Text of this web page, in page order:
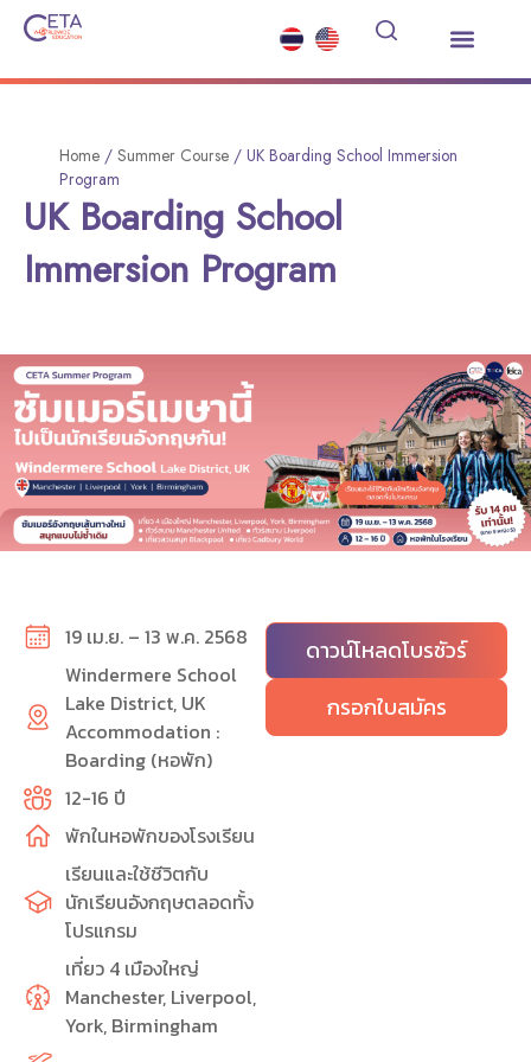
Home / Summer Course / UK Boarding School Immersion
Program
UK Boarding School
Immersion Program
19 เม.ย. – 13 พ.ค. 2568
Windermere School
Lake District, UK
Accommodation :
Boarding (หอพัก)
12-16 ปี
พักในหอพักของโรงเรียน
เรียนและใช้ชีวิตกับ
นักเรียนอังกฤษตลอดทั้ง
โปรแกรม
เที่ยว 4 เมืองใหญ่
Manchester, Liverpool,
York, Birmingham
ดาวน์โหลดโบรชัวร์
กรอกใบสมัคร